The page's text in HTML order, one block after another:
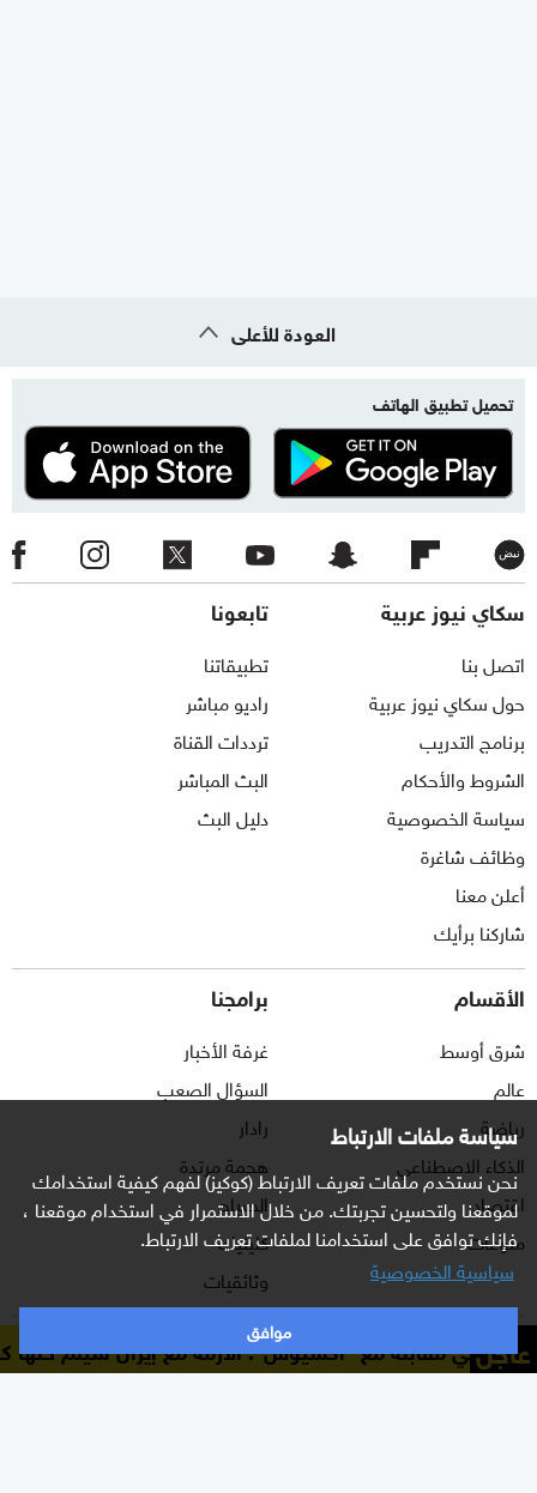
سياسة ملفات الارتباط
نحن نستخدم ملفات تعريف الارتباط (كوكيز) لفهم كيفية استخدامك
لموقعنا ولتحسين تجربتك. من خلال الاستمرار في استخدام موقعنا ،
فإنك توافق على استخدامنا لملفات تعريف الارتباط.
سياسية الخصوصية
موافق
العودة للأعلى
تحميل تطبيق الهاتف
سكاي نيوز عربية
اتصل بنا
حول سكاي نيوز عربية
برنامج التدريب
الشروط والأحكام
سياسة الخصوصية
وظائف شاغرة
أعلن معنا
شاركنا برأيك
تابعونا
تطبيقاتنا
راديو مباشر
ترددات القناة
البث المباشر
دليل البث
الأقسام
شرق أوسط
عالم
رياضة
الذكاء الاصطناعي
اقتصاد
منوعات
برامجنا
غرفة الأخبار
السؤال الصعب
رادار
هجمة مرتدة
الصباح
كلينيك
وثائقيات
اشترك الآن بالنشرة الإخبارية
نشرة إخبارية ترسل مباشرة لبريدك الإلكتروني يوميا
عاجلفي مقابلة مع "أكسيوس": الأزمة مع إيران سيتم حلها كما